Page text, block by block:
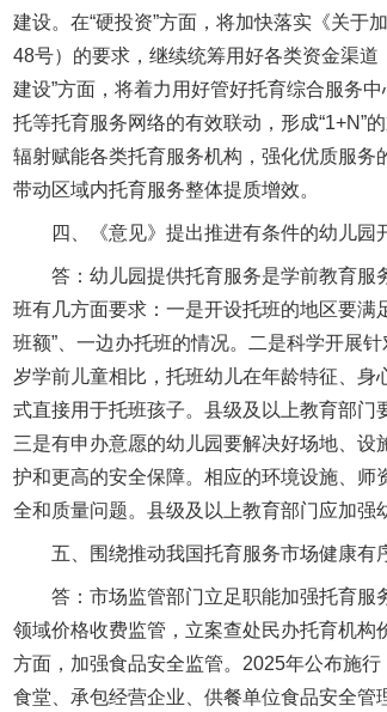
建设。在“硬投资”方面，将加快落实《关于
48号）的要求，继续统筹用好各类资金渠
建设”方面，将着力用好管好托育综合服务
托等托育服务网络的有效联动，形成“1+N”
辐射赋能各类托育服务机构，强化优质服务
带动区域内托育服务整体提质增效。
四、《意见》提出推进有条件的幼儿园
答：幼儿园提供托育服务是学前教育服
班有几方面要求：一是开设托班的地区要
班额”、一边办托班的情况。二是科学开展
岁学前儿童相比，托班幼儿在年龄特征、
式直接用于托班孩子。县级及以上教育部门
三是有申办意愿的幼儿园要解决好场地、
护和更高的安全保障。相应的环境设施、
全和质量问题。县级及以上教育部门应加强
五、围绕推动我国托育服务市场健康有
答：市场监管部门立足职能加强托育服
领域价格收费监管，立案查处民办托育机
方面，加强食品安全监管。2025年公布施
食堂、承包经营企业、供餐单位食品安全管